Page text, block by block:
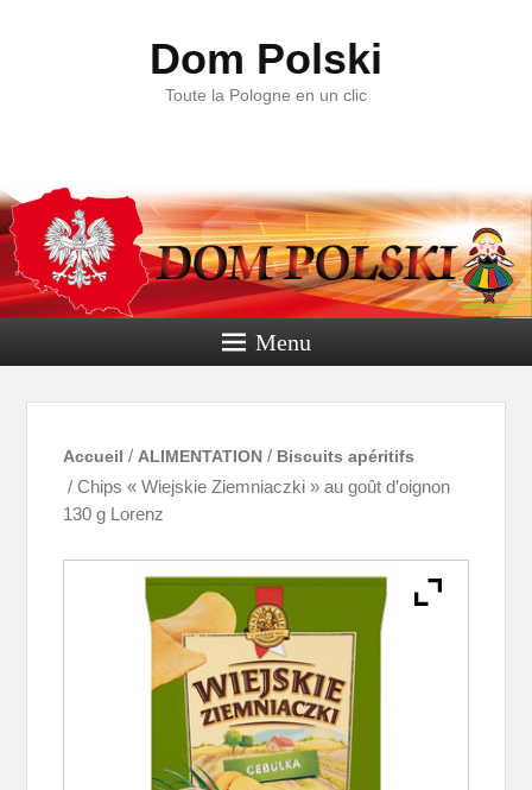
Dom Polski
Toute la Pologne en un clic
Menu
Accueil / ALIMENTATION / Biscuits apéritifs
/ Chips « Wiejskie Ziemniaczki » au goût d’oignon
130 g Lorenz